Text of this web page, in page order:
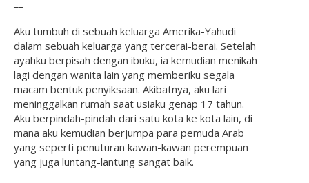
Aku tumbuh di sebuah keluarga Amerika-Yahudi
dalam sebuah keluarga yang tercerai-berai. Setelah
ayahku berpisah dengan ibuku, ia kemudian menikah
lagi dengan wanita lain yang memberiku segala
macam bentuk penyiksaan. Akibatnya, aku lari
meninggalkan rumah saat usiaku genap 17 tahun.
Aku berpindah-pindah dari satu kota ke kota lain, di
mana aku kemudian berjumpa para pemuda Arab
yang seperti penuturan kawan-kawan perempuan
yang juga luntang-lantung sangat baik.